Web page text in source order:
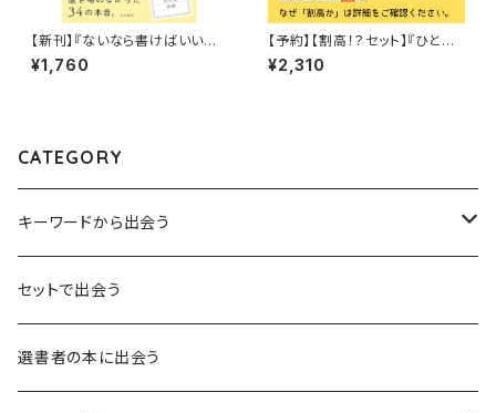
【新刊】『ないなら書けばいいじゃ
ない！』宮田愛萌
¥1,760
【予約】【割高！？セット】『ひとり
でやらないもん！ー「誘われ待
ち」をやめて「巻き込み上手」とし
¥2,310
CATEGORY
キーワードから出会う
言葉：思考の種となるもの
異界：日常から離れた視点
セットで出会う
選書者の本に出会う